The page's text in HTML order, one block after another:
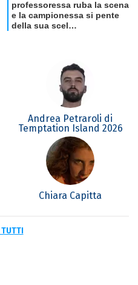
Andrea Petraroli di
Temptation Island 2026
Chiara Capitta